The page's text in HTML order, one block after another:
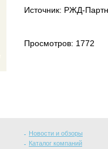
Источник: РЖД-
Просмотров: 1772
Новости и обзоры
Каталог компаний